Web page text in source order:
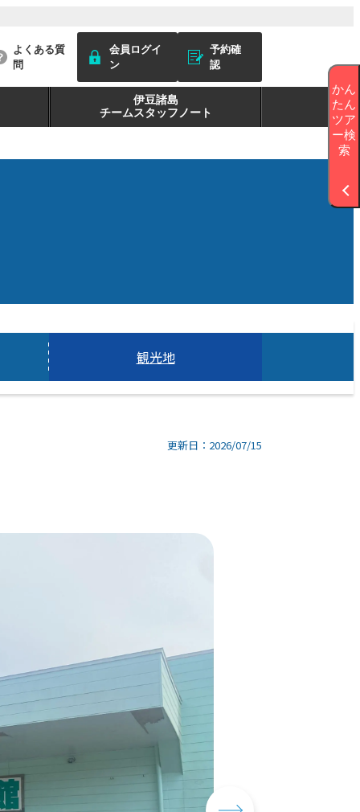
よくある質
問
会員ログイ
ン
予約確
認
伊豆諸島
チームスタッフノート
観光地
更新日：2026/07/15
かん
たん
ツア
ー検
索